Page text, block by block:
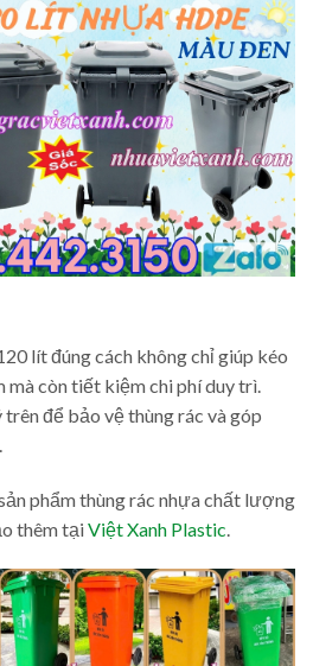
lít đúng cách không chỉ giúp kéo
mà còn tiết kiệm chi phí duy trì.
để bảo vệ thùng rác và góp
phẩm thùng rác nhựa chất lượng
thêm tạiViệt Xanh Plastic.